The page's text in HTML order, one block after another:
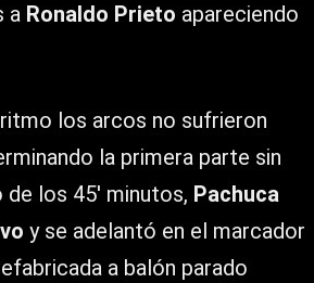
a Ronaldo Prieto apareciendo
los arcos no sufrieron
la primera parte sin
los 45′ minutos, Pachuca
y se adelantó en el marcador
a balón parado